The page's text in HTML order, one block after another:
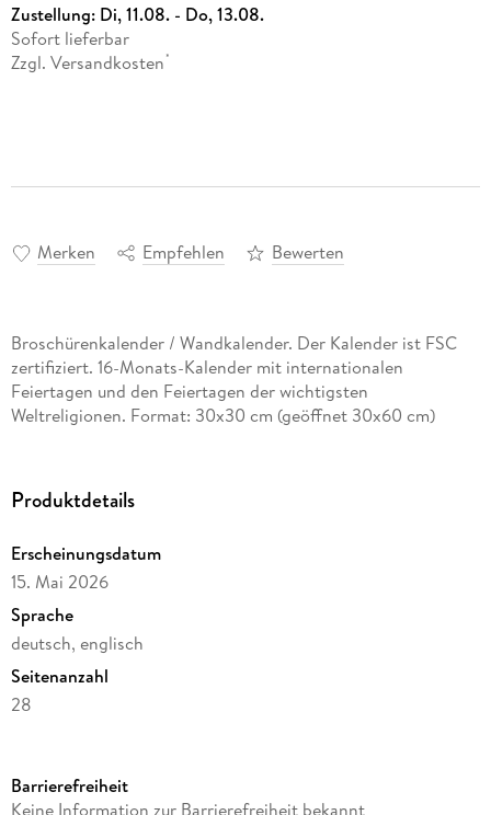
Zustellung: Di, 11.08. - Do, 13.08.
Sofort lieferbar
Zzgl. Versandkosten *
Merken Empfehlen Bewerten
Broschürenkalender / Wandkalender. Der Kalender ist FSC
zertifiziert. 16-Monats-Kalender mit internationalen
Feiertagen und den Feiertagen der wichtigsten
Weltreligionen. Format: 30x30 cm (geöffnet 30x60 cm)
Produktdetails
Erscheinungsdatum
15. Mai 2026
Sprache
deutsch, englisch
Seitenanzahl
28
Verlag/Hersteller
Barrierefreiheit
Keine Information zur Barrierefreiheit bekannt